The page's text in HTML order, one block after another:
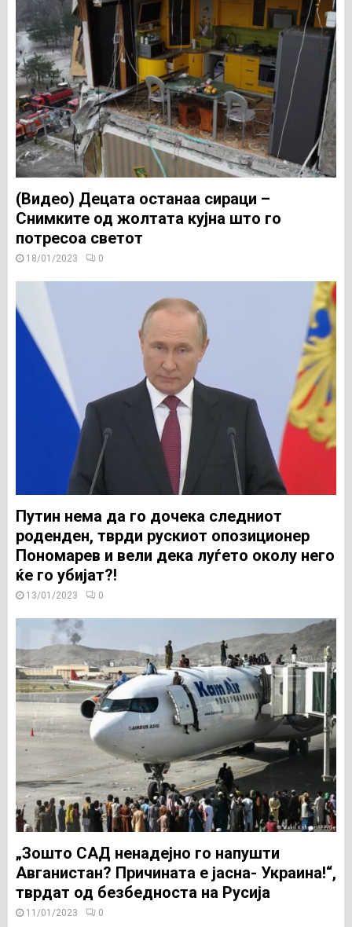
(Видео) Децата останаа сираци –
Снимките од жолтата кујна што го
потресоа светот
18/01/2023 0
Путин нема да го дочека следниот
роденден, тврди рускиот опозиционер
Пономарев и вели дека луѓето околу него
ќе го убијат?!
13/01/2023 0
„Зошто САД ненадејно го напушти
Авганистан? Причината е јасна- Украина!“,
тврдат од безбедноста на Русија
11/01/2023 0